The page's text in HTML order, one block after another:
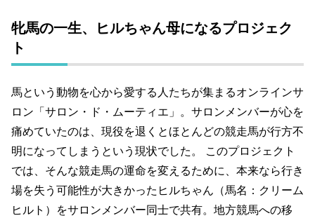
牝馬の一生、ヒルちゃん母になるプロジェク
ト
馬という動物を心から愛する人たちが集まるオンラインサ
ロン「サロン・ド・ムーティエ」。サロンメンバーが心を
痛めていたのは、現役を退くとほとんどの競走馬が行方不
明になってしまうという現状でした。 このプロジェクト
では、そんな競走馬の運命を変えるために、本来なら行き
場を失う可能性が大きかったヒルちゃん（馬名：クリーム
ヒルト）をサロンメンバー同士で共有。地方競馬への移